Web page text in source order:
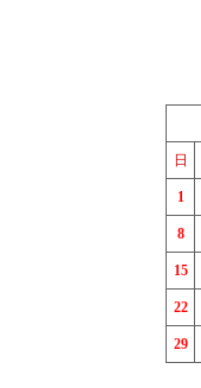
日
1
8
15
22
29